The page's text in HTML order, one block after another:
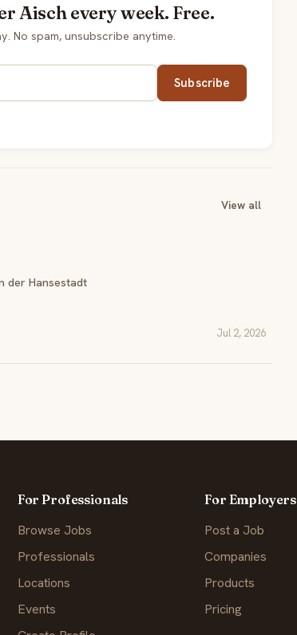
Aisch every week. Free.
No spam, unsubscribe anytime.
Subscribe
View all
der Hansestadt
Jul 2, 2026
For Professionals
Browse Jobs
Professionals
Locations
Events
For Employers
Post a Job
Companies
Products
Pricing